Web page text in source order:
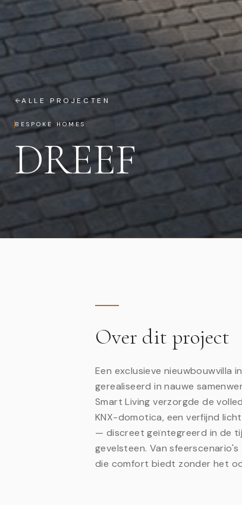
ALLE PROJECTEN
BESPOKE HOMES
DREEF
Over dit project
Een exclusieve nieuwbouwvilla
gerealiseerd in nauwe
Smart Living verzorgde de
KNX-domotica, een verfijnd
— discreet geïntegreerd in de
gevelsteen. Van
die comfort biedt zonder het